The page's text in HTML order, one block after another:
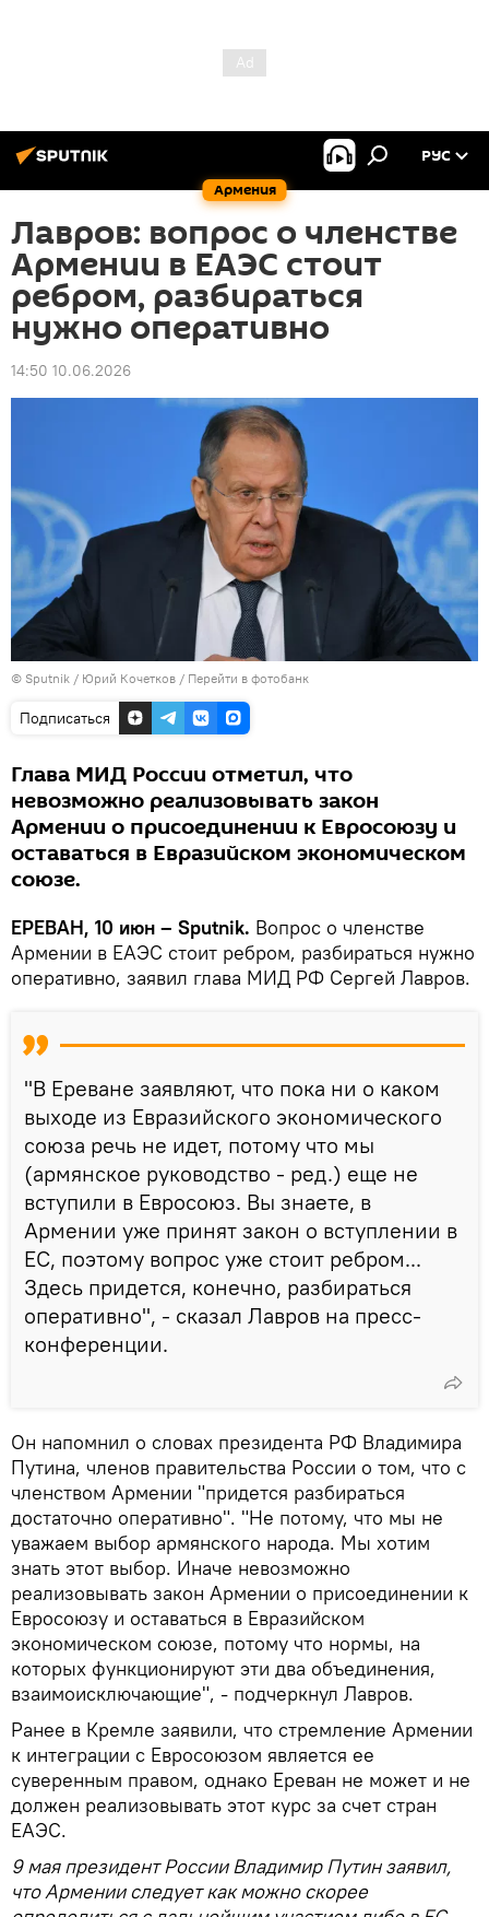
Армения
РУС
Лавров: вопрос о членстве
Армении в ЕАЭС стоит
ребром, разбираться
нужно оперативно
14:50 10.06.2026
© Sputnik / Юрий Кочетков / Перейти в фотобанк
Подписаться
Глава МИД России отметил, что
невозможно реализовывать закон
Армении о присоединении к Евросоюзу и
оставаться в Евразийском экономическом
союзе.
ЕРЕВАН, 10 июн – Sputnik. Вопрос о членстве
Армении в ЕАЭС стоит ребром, разбираться нужно
оперативно, заявил глава МИД РФ Сергей Лавров.
"В Ереване заявляют, что пока ни о каком
выходе из Евразийского экономического
союза речь не идет, потому что мы
(армянское руководство - ред.) еще не
вступили в Евросоюз. Вы знаете, в
Армении уже принят закон о вступлении в
ЕС, поэтому вопрос уже стоит ребром...
Здесь придется, конечно, разбираться
оперативно", - сказал Лавров на пресс-
конференции.
Он напомнил о словах президента РФ Владимира
Путина, членов правительства России о том, что с
членством Армении "придется разбираться
достаточно оперативно". "Не потому, что мы не
уважаем выбор армянского народа. Мы хотим
знать этот выбор. Иначе невозможно
реализовывать закон Армении о присоединении к
Евросоюзу и оставаться в Евразийском
экономическом союзе, потому что нормы, на
которых функционируют эти два объединения,
взаимоисключающие", - подчеркнул Лавров.
Ранее в Кремле заявили, что стремление Армении
к интеграции с Евросоюзом является ее
суверенным правом, однако Ереван не может и не
должен реализовывать этот курс за счет стран
ЕАЭС.
9 мая президент России Владимир Путин заявил,
что Армении следует как можно скорее